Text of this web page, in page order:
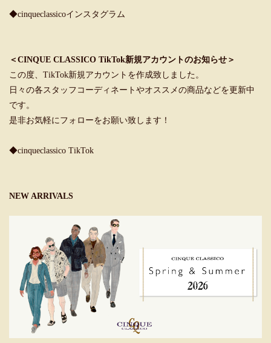
◆cinqueclassicoインスタグラム
＜CINQUE CLASSICO TikTok新規アカウントのお知らせ＞
この度、TikTok新規アカウントを作成致しました。
日々の各スタッフコーディネートやオススメの商品などを更新中
です。
是非お気軽にフォローをお願い致します！
◆cinqueclassico TikTok
NEW ARRIVALS